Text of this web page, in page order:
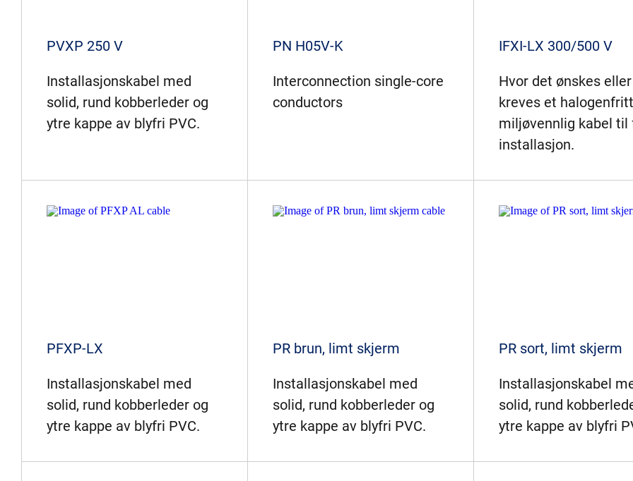
PVXP 250 V
Installasjonskabel med
solid, rund kobberleder og
ytre kappe av blyfri PVC.
PN H05V-K
Interconnection single-core
conductors
IFXI-LX 300/500 V
Hvor det ønskes eller
kreves et
miljøvennlig kabel til
installasjon.
PFXP-LX
Installasjonskabel med
solid, rund kobberleder og
ytre kappe av blyfri PVC.
PR brun, limt skjerm
Installasjonskabel med
solid, rund kobberleder og
ytre kappe av blyfri PVC.
PR sort, limt skjerm
Installasjonskabel
solid, rund
ytre kappe av blyfri